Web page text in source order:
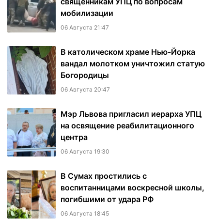
мобилизации
06 Августа 21:47
В католическом храме Нью-Йорка
вандал молотком уничтожил статую
Богородицы
06 Августа 20:47
Мэр Львова пригласил иерарха УПЦ
на освящение реабилитационного
центра
06 Августа 19:30
В Сумах простились с
воспитанницами воскресной школы,
погибшими от удара РФ
06 Августа 18:45